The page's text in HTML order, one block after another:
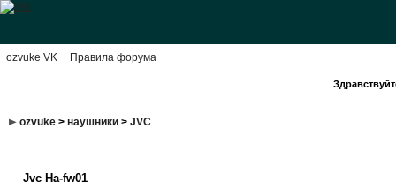
ozvuke VK Правила форума
ozvuke> наушники> JVC
Jvc Ha-fw01